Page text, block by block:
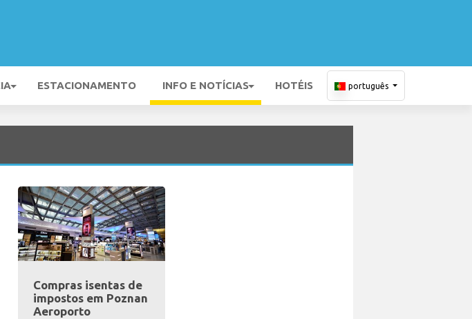
ESTACIONAMENTO INFO E NOTÍCIAS HOTÉIS português
Compras isentas de
impostos em Poznan
Aeroporto